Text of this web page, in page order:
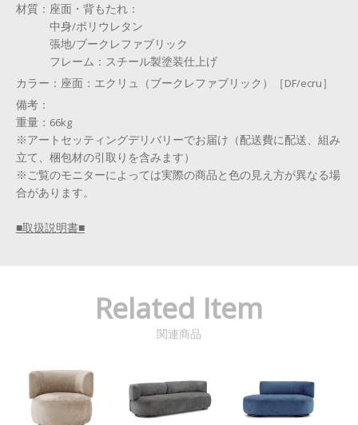
材質： 座面・背もたれ：
中身/ポリウレタン
張地/ブークレファブリック
フレーム：スチール製塗装仕上げ
カラー： 座面：エクリュ（ブークレファブリック）［DF/ecru］
備考：
重量：66kg
※アートセッティングデリバリーでお届け（配送費に配送、組み
立て、梱包材の引取りを含みます）
※ご覧のモニターによっては実際の商品と色の見え方が異なる場
合があります。
■取扱説明書■
Related Item
関連商品